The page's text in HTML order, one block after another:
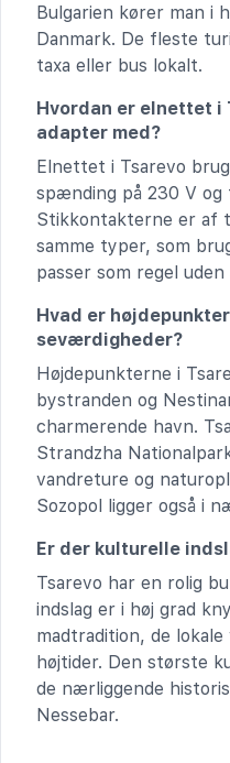
Bulgarien kører man i
Danmark. De fleste
taxa eller bus lokalt.
Hvordan er elnettet i
adapter med?
Elnettet i Tsarevo
spænding på 230 V og
Stikkontakterne er af
samme typer, som
passer som regel uden
Hvad er
seværdigheder?
Højdepunkterne i
bystranden og
charmerende havn.
Strandzha
vandreture og
Sozopol ligger også i
Er der kulturelle
Tsarevo har en rolig
indslag er i høj grad
madtradition, de lokale
højtider. Den største
de nærliggende
Nessebar.